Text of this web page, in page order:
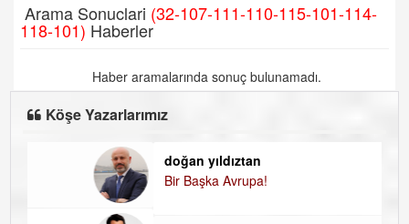
Arama Sonuclari (32-107-111-110-115-101-114-
118-101) Haberler
Haber aramalarında sonuç bulunamadı.
Köşe Yazarlarımız
doğan yıldıztan
Bir Başka Avrupa!